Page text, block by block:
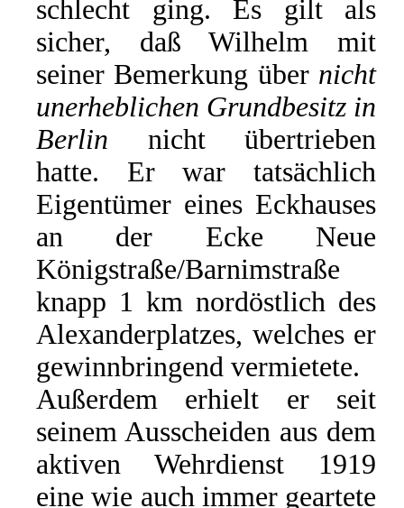
schlecht ging. Es gilt als
sicher, daß Wilhelm mit
seiner Bemerkung über nicht
unerheblichen Grundbesitz in
Berlin nicht übertrieben
hatte. Er war tatsächlich
Eigentümer eines Eckhauses
an der Ecke Neue
Königstraße/Barnimstraße
knapp 1 km nordöstlich des
Alexanderplatzes, welches er
gewinnbringend vermietete.
Außerdem erhielt er seit
seinem Ausscheiden aus dem
aktiven Wehrdienst 1919
eine wie auch immer geartete